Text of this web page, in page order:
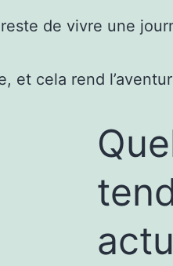
de vivre une
et cela rend